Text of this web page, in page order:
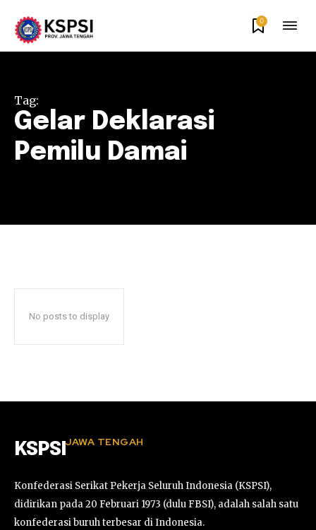
0
Tag:
Gelar Deklarasi
Pemilu Damai
No posts to display
KSPSI JAWA TENGAH
Konfederasi Serikat Pekerja Seluruh Indonesia (KSPSI),
didirikan pada 20 Februari 1973 (dulu FBSI), adalah salah satu
konfederasi buruh terbesar di Indonesia.